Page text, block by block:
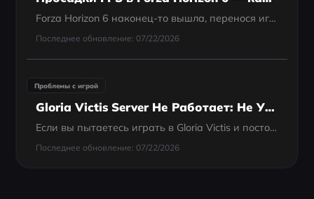
Forza Horizon 6 наконец-то вышла, перенося игроков в захватывающие дух, залитые неоном пейзажи Японии. Обещание высокоскоростных гонок по оживлённым городским улицам и спокойной сельской местности звучит невероятно захватывающе. Однако для многих...
Последнее обновление: 07/22/2026
Проблемы с игрой
Gloria Victis Server Не Работает: Не Удается Подключиться К Серверу (Руководство По Исправлению)
Если вы пытаетесь играть в Gloria Victis и постоянно сталкиваетесь с ошибками вроде: «Не удается подключиться к серверу» «Подключение к серверам Steam…» зависает Обслуживание серверов / нет доступных серверов Вы не одиноки. Эта проблема...
Последнее обновление: 07/22/2026